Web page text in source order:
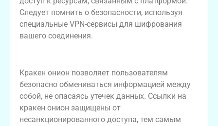
Следует помнить о безопасности, используя
специальные VPN-сервисы для шифрования
вашего соединения.
Кракен онион позволяет пользователям
безопасно обмениваться информацией между
собой, не опасаясь утечек данных. Ссылки на
кракен онион защищены от
несанкционированного доступа, тем самым